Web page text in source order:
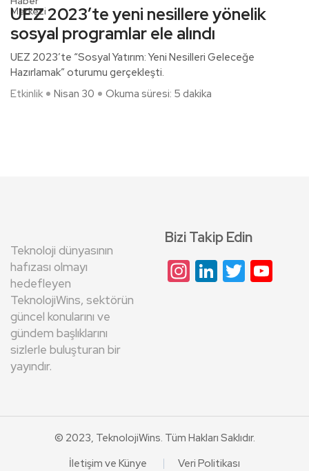
UEZ 2023’te yeni nesillere yönelik
sosyal programlar ele alındı
UEZ 2023’te “Sosyal Yatırım: Yeni Nesilleri Geleceğe
Hazırlamak” oturumu gerçekleşti.
Etkinlik
Nisan 30 Okuma süresi: 5 dakika
Teknoloji dünyasının
hafızası olmayı
hedefleyen
TeknolojiWins, sektörün
güncel konularını ve
gündem başlıklarını
sizlerle buluşturan bir
yayındır.
Bizi Takip Edin
Instagram
LinkedIn
© 2023, TeknolojiWins. Tüm Hakları Saklıdır.
İletişim ve Künye
Veri Politikası